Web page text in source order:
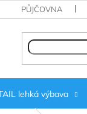
PŮJČOVNA
lehká výbava